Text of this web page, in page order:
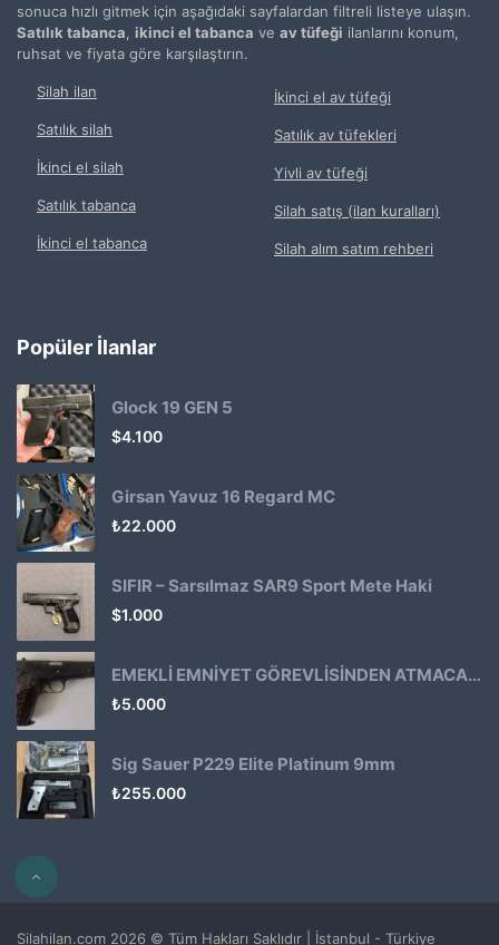
sonuca hızlı gitmek için aşağıdaki sayfalardan filtreli listeye ulaşın.
Satılık tabanca ikinci el tabanca ve av tüfeği ilanlarını konum,
ruhsat ve fiyata göre karşılaştırın.
Silah ilan
Satılık silah
İkinci el silah
Satılık tabanca
İkinci el tabanca
İkinci el av tüfeği
Satılık av tüfekleri
Yivli av tüfeği
Silah satış (ilan kuralları)
Silah alım satım rehberi
Popüler İlanlar
Glock 19 GEN 5
$4.100
Girsan Yavuz 16 Regard MC
₺22.000
SIFIR – Sarsılmaz SAR9 Sport Mete Haki
$1.000
EMEKLİ EMNİYET GÖREVLİSİNDEN ATMACA 53 KLASİK14
₺5.000
Sig Sauer P229 Elite Platinum 9mm
₺255.000
Silahilan.com 2026 © Tüm Hakları Saklıdır | İstanbul - Türkiye